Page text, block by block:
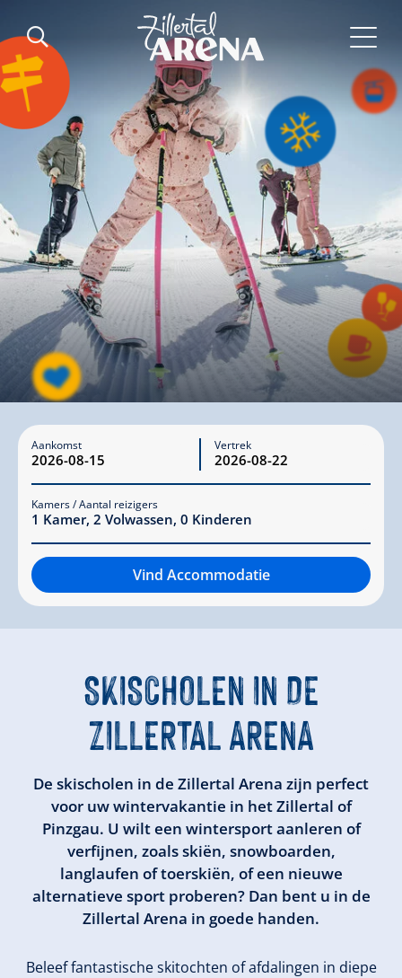
Aankomst Vertrek
Kamers / Aantal reizigers
1 Kamer, 2 Volwassen, 0 Kinderen
Vind Accommodatie
SKISCHOLEN IN DE
ZILLERTAL ARENA
De skischolen in de Zillertal Arena zijn perfect
voor uw wintervakantie in het Zillertal of
Pinzgau. U wilt een wintersport aanleren of
verfijnen, zoals skiën, snowboarden,
langlaufen of toerskiën, of een nieuwe
alternatieve sport proberen? Dan bent u in de
Zillertal Arena in goede handen.
Beleef fantastische skitochten of afdalingen in diepe